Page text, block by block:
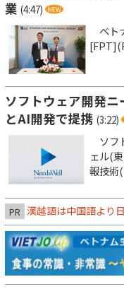
業 (4:47)
ベト
ソフトウェア開発
とAI開発で提携 (3:22)
ソフ
ェル(
報技術
PR 漢越語は中国語より